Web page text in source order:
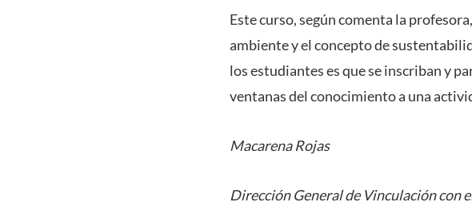
Este curso, según comenta la
ambiente y el concepto de
los estudiantes es que se inscriban y
ventanas del conocimiento a una
Macarena Rojas
Dirección General de Vinculación con